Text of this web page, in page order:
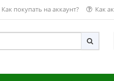
Как покупать на аккаунт? Как